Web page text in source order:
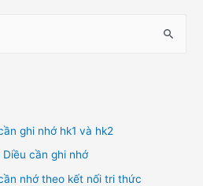
ghi nhớ hk1 và hk2
Diều cần ghi nhớ
nhớ theo kết nối tri thức